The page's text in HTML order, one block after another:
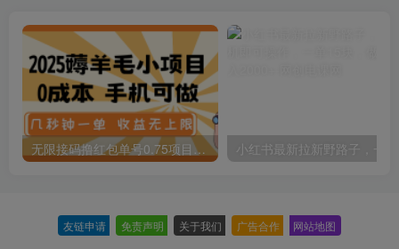
无限接码撸红包单号0.75项目无偿分享给你【揭秘】
友链申请 免责声明 关于我们 广告合作 网站地图